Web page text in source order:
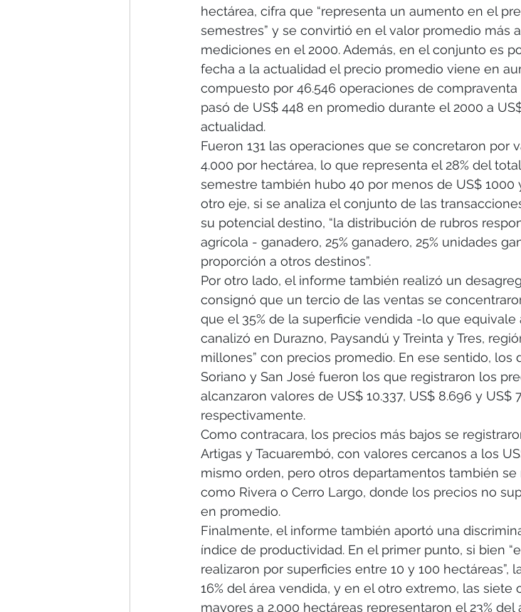
hectárea, cifra que “representa un aumento en el
semestres” y se convirtió en el valor promedio más
mediciones en el 2000. Además, en el conjunto es
fecha a la actualidad el precio promedio viene en
compuesto por 46.546 operaciones de
pasó de US$ 448 en promedio durante el 2000 a
actualidad.
Fueron 131 las operaciones que se concretaron por
4.000 por hectárea, lo que representa el 28% del
semestre también hubo 40 por menos de US$ 1000
otro eje, si se analiza el conjunto de las
su potencial destino, “la distribución de rubros
agrícola - ganadero, 25% ganadero, 25% unidades
proporción a otros destinos”.
Por otro lado, el informe también realizó un
consignó que un tercio de las ventas se
que el 35% de la superficie vendida -lo que
canalizó en Durazno, Paysandú y Treinta y Tres,
millones” con precios promedio. En ese sentido, los
Soriano y San José fueron los que registraron los
alcanzaron valores de US$ 10.337, US$ 8.696 y US$
respectivamente.
Como contracara, los precios más bajos se
Artigas y Tacuarembó, con valores cercanos a los
mismo orden, pero otros departamentos también se
como Rivera o Cerro Largo, donde los precios no
en promedio.
Finalmente, el informe también aportó una
índice de productividad. En el primer punto, si bien
realizaron por superficies entre 10 y 100 hectáreas”,
16% del área vendida, y en el otro extremo, las
mayores a 2.000 hectáreas representaron el 23%